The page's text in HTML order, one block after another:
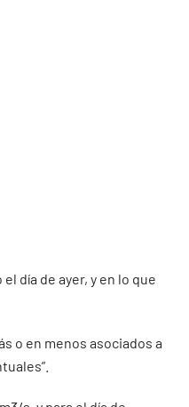
día de ayer, y en lo que
o en menos asociados a